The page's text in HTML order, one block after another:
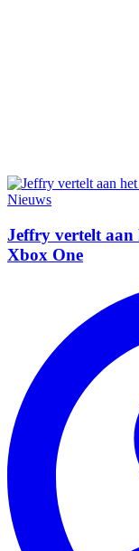
Nieuws
Jeffry vertelt aan
Xbox One